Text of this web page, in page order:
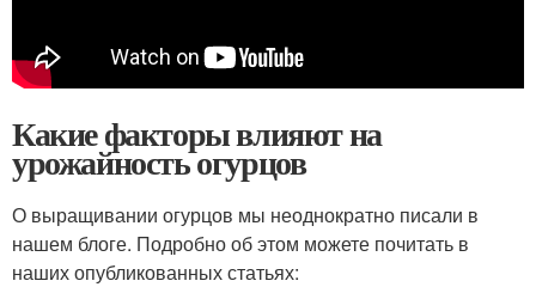
Какие факторы влияют на
урожайность огурцов
О выращивании огурцов мы неоднократно писали в
нашем блоге. Подробно об этом можете почитать в
наших опубликованных статьях: